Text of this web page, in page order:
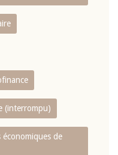
(interrompu)
de